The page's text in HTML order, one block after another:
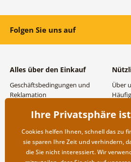
Folgen Sie uns auf
Alles über den Einkauf
Geschäftsbedingungen und
Reklamation
Versand- und
Rücksendung der Ware
Über
Ihre Privatsphäre
Cookies helfen Ihnen, schnell das zu
sie sparen Ihre Zeit und verhindern,
die Sie nicht interessiert. Wir